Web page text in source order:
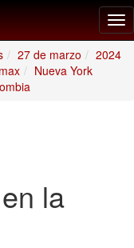
27 de marzo
2024
Nueva York
la